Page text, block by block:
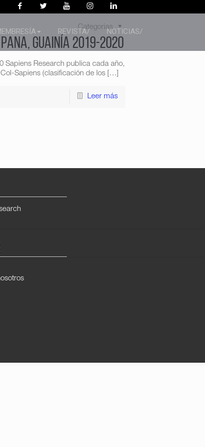
REVISTA/ NOTICIAS/
Categorias
Guainía 2019-2020
Sapiens Research publica cada año,
Sapiens (clasificación de los[…]
Leer más